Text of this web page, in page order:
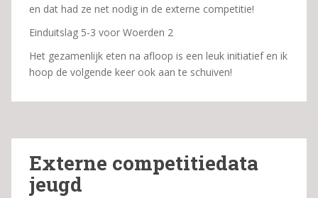
en dat had ze net nodig in de externe competitie!
Einduitslag 5-3 voor Woerden 2
Het gezamenlijk eten na afloop is een leuk initiatief en ik
hoop de volgende keer ook aan te schuiven!
Externe competitiedata
jeugd